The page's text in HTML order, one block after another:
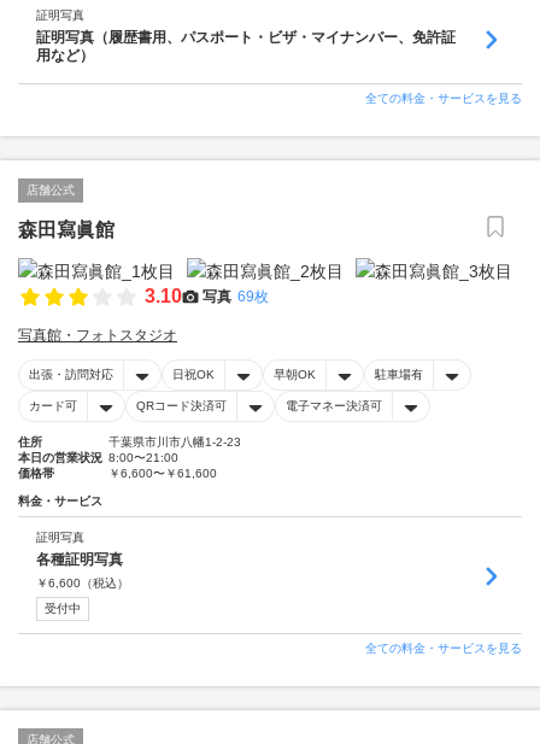
証明写真
証明写真（履歴書用、パスポート・ビザ・マイナンバー、免許証
用など）
全ての料金・サービスを見る
店舗公式
森田寫眞館
3.10 写真 69枚
写真館・フォトスタジオ
出張・訪問対応 日祝OK 早朝OK 駐車場有
カード可 QRコード決済可 電子マネー決済可
住所
千葉県市川市八幡1-2-23
本日の営業状況 8:00〜21:00
価格帯
￥6,600〜￥61,600
料金・サービス
証明写真
各種証明写真
￥6,600 （税込）
受付中
全ての料金・サービスを見る
店舗公式